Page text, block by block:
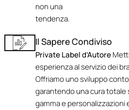
non una
tendenza.
Il Sapere Condiviso
Private Label d’Autore
esperienza al servizio dei
Offriamo uno sviluppo
garantendo una cura totale
gamma e